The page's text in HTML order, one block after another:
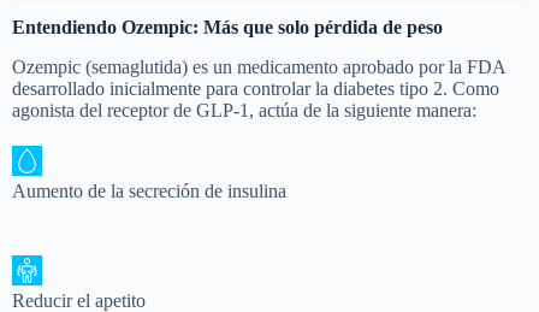
Entendiendo Ozempic: Más que solo pérdida de peso
Ozempic (semaglutida) es un medicamento aprobado por la FDA
desarrollado inicialmente para controlar la diabetes tipo 2. Como
agonista del receptor de GLP-1, actúa de la siguiente manera:
Aumento de la secreción de insulina
Reducir el apetito